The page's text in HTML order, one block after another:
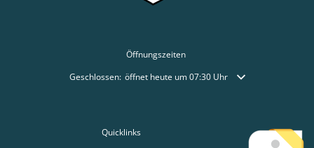
Öffnungszeiten
Klicken, um weitere Öffnungs- oder Schließzeiten
Geschlossen: öffnet heute um 07:30 Uhr
Quicklinks